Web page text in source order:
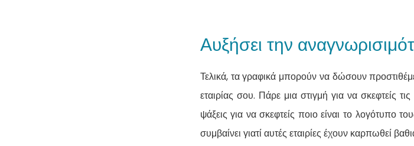
Αυξήσει την
Τελικά, τα γραφικά μπορούν να δώσουν
εταιρίας σου. Πάρε μια στιγμή για να σκεφτείς
ψάξεις για να σκεφτείς ποιο είναι το λογότυπο
συμβαίνει γιατί αυτές εταιρίες έχουν καρπωθεί